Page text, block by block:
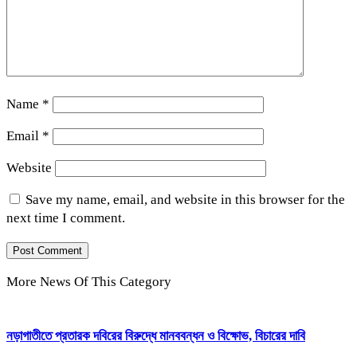
Name *
Email *
Website
Save my name, email, and website in this browser for the
next time I comment.
More News Of This Category
নড়াগাতীতে প্রতারক দবিরের বিরুদ্ধে মানববন্ধন ও বিক্ষোভ, বিচারের দাবি